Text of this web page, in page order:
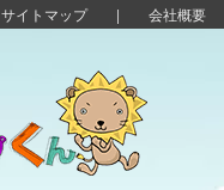
サイトマップ| 会社概要